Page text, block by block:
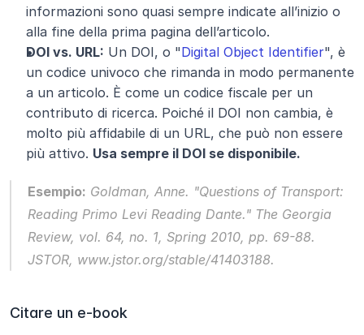
informazioni sono quasi sempre indicate all’inizio o
alla fine della prima pagina dell’articolo.
DOI vs. URL: Un DOI, o "Digital Object Identifier", è
un codice univoco che rimanda in modo permanente
a un articolo. È come un codice fiscale per un
contributo di ricerca. Poiché il DOI non cambia, è
molto più affidabile di un URL, che può non essere
più attivo. Usa sempre il DOI se disponibile.
Esempio: Goldman, Anne. "Questions of Transport:
Reading Primo Levi Reading Dante." The Georgia
Review
JSTOR, www.jstor.org/stable/41403188.
Citare un e-book